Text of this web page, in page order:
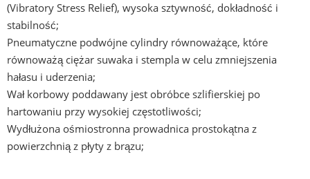
(Vibratory Stress Relief), wysoka sztywność, dokładność i
stabilność;
Pneumatyczne podwójne cylindry równoważące, które
równoważą ciężar suwaka i stempla w celu zmniejszenia
hałasu i uderzenia;
Wał korbowy poddawany jest obróbce szlifierskiej po
hartowaniu przy wysokiej częstotliwości;
Wydłużona ośmiostronna prowadnica prostokątna z
powierzchnią z płyty z brązu;